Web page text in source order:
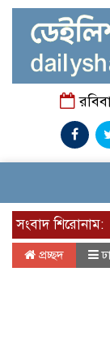
সংবাদ শিরোনাম:
প্রচ্ছদ